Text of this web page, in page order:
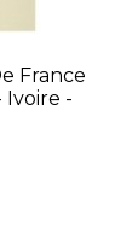
France
Ivoire -